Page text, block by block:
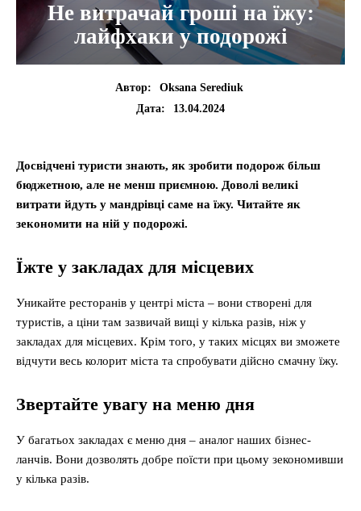
Не витрачай гроші на їжу:
лайфхаки у подорожі
Автор:
Oksana Serediuk
Дата:
13.04.2024
Досвідчені туристи знають, як зробити подорож більш
бюджетною, але не менш приємною. Доволі великі
витрати йдуть у мандрівці саме на їжу. Читайте як
зекономити на ній у подорожі.
Їжте у закладах для місцевих
Уникайте ресторанів у центрі міста – вони створені для
туристів, а ціни там зазвичай вищі у кілька разів, ніж у
закладах для місцевих. Крім того, у таких місцях ви зможете
відчути весь колорит міста та спробувати дійсно смачну їжу.
Звертайте увагу на меню дня
У багатьох закладах є меню дня – аналог наших бізнес-
ланчів. Вони дозволять добре поїсти при цьому зекономивши
у кілька разів.